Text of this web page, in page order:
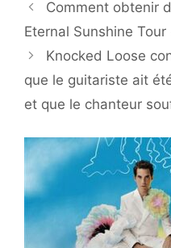
Comment obtenir
Eternal Sunshine Tour
Knocked Loose
que le guitariste ait
et que le chanteur